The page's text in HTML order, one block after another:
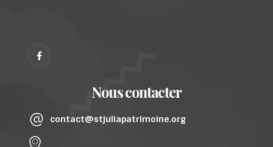
Nous contacter
contact@stjuliapatrimoine.org